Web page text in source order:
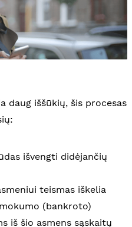
daug iššūkių, šis procesas
išvengti didėjančių
teismas iškelia
(bankroto)
iš šio asmens sąskaitų